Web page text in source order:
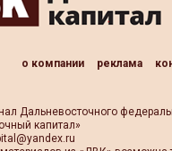
о компании реклама
Дальневосточного
капитал»